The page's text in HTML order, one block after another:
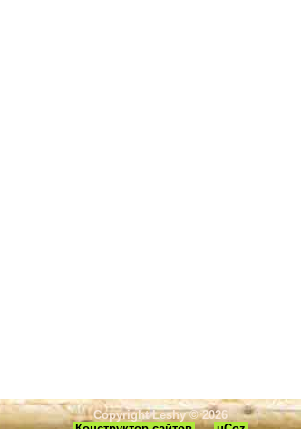
Copyright Leshy © 2026